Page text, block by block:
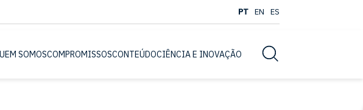
EN ES
PT
SOMOSCOMPROMISSOSCONTEÚDOCIÊNCIA E INOVAÇÃO Busca